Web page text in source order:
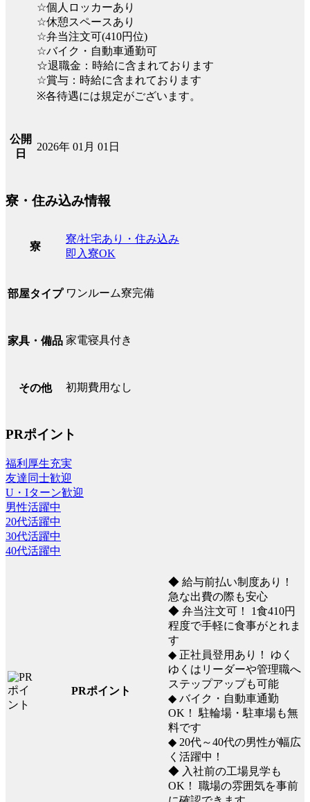
☆個人ロッカーあり
☆休憩スペースあり
☆弁当注文可(410円位)
☆バイク・自動車通勤可
☆退職金：時給に含まれております
☆賞与：時給に含まれております
※各待遇には規定がございます。
公開
日
2026年 01月 01日
寮・住み込み情報
寮
寮/社宅あり・住み込み
即入寮OK
部屋タイプ ワンルーム寮完備
家具・備品 家電寝具付き
その他 初期費用なし
PRポイント
福利厚生充実
友達同士歓迎
U・Iターン歓迎
男性活躍中
20代活躍中
30代活躍中
40代活躍中
PRポイント
◆ 給与前払い制度あり！
急な出費の際も安心
◆ 弁当注文可！ 1食410円
程度で手軽に食事がとれま
す
◆ 正社員登用あり！ ゆく
ゆくはリーダーや管理職へ
ステップアップも可能
◆ バイク・自動車通勤
OK！ 駐輪場・駐車場も無
料です
◆ 20代～40代の男性が幅広
く活躍中！
◆ 入社前の工場見学も
OK！ 職場の雰囲気を事前